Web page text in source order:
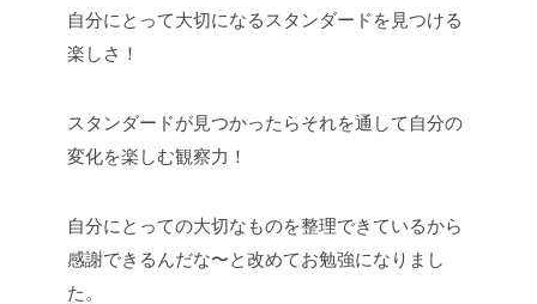
自分にとって大切になるスタンダードを見つける
楽しさ！
スタンダードが見つかったらそれを通して自分の
変化を楽しむ観察力！
自分にとっての大切なものを整理できているから
感謝できるんだな〜と改めてお勉強になりまし
た。